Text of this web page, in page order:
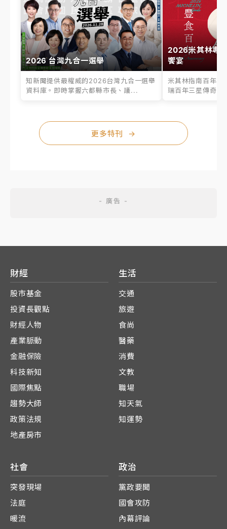
2026 台灣九合一選舉
知新聞提供最權威的2026台灣九合一選舉
資料庫。即時掌握六都縣市長、議...
2026米其林專
饗宴
米其林指南百年之
瑞百年三星傳奇、
更多特刊 →
財經
股市基金
投資長觀點
財經人物
產業脈動
金融保險
科技新知
國際焦點
趨勢大師
政策法規
地產房市
生活
交通
旅遊
食尚
醫藥
消費
文教
職場
知天氣
知運勢
社會
突發現場
法庭
暖流
政治
黨政要聞
國會攻防
內幕評論